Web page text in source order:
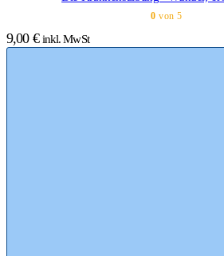
0 von 5
9,00 € inkl. MwSt